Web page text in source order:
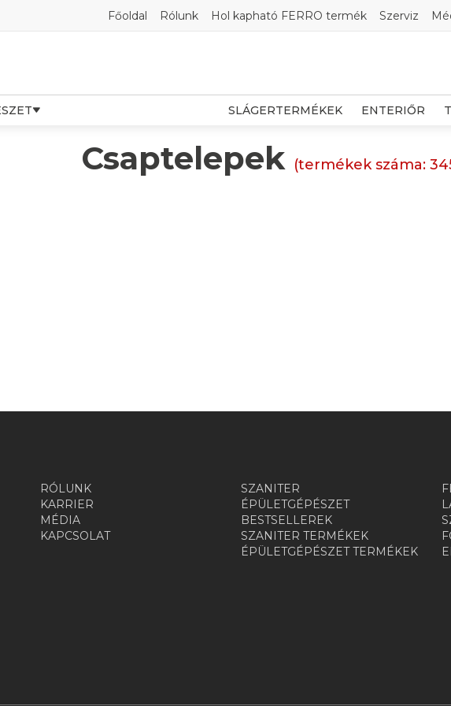
Főoldal Rólunk Hol kapható FERRO termék Szerviz
SLÁGERTERMÉKEK ENTERIŐR
Csaptelepek (termékek száma:
RÓLUNK
KARRIER
MÉDIA
KAPCSOLAT
SZANITER
ÉPÜLETGÉPÉSZET
BESTSELLEREK
SZANITER TERMÉKEK
ÉPÜLETGÉPÉSZET TERMÉKEK